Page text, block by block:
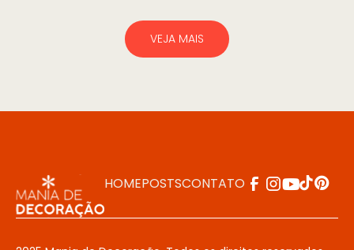
VEJA MAIS
HOMEPOSTSCONTATO